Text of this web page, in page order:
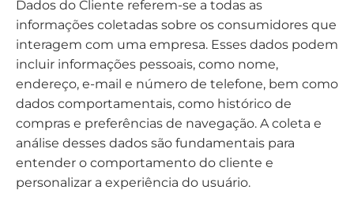
Dados do Cliente referem-se a todas as
informações coletadas sobre os consumidores que
interagem com uma empresa. Esses dados podem
incluir informações pessoais, como nome,
endereço, e-mail e número de telefone, bem como
dados comportamentais, como histórico de
compras e preferências de navegação. A coleta e
análise desses dados são fundamentais para
entender o comportamento do cliente e
personalizar a experiência do usuário.